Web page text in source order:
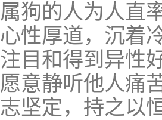
属狗的人为人直
心性厚道，沉着
注目和得到异性
愿意静听他人痛
志坚定，持之以